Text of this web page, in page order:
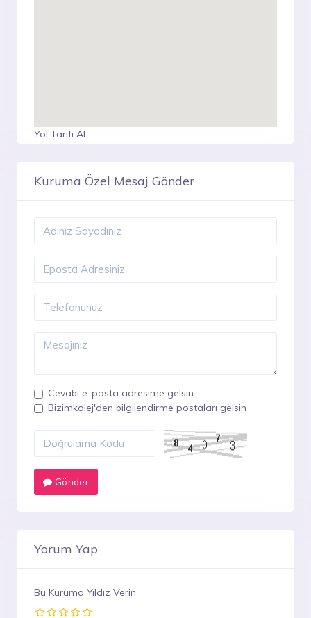
Yol Tarifi Al
Kuruma Özel Mesaj Gönder
Cevabı e-posta adresime gelsin
Bizimkolej'den bilgilendirme postaları gelsin
Gönder
Yorum Yap
Bu Kuruma Yıldız Verin